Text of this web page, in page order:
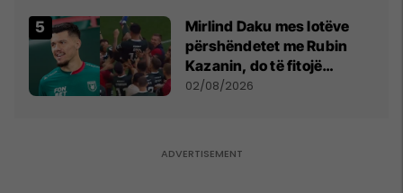
Mirlind Daku mes lotëve
përshëndetet me Rubin
Kazanin, do të fitojë
miliona te Spartak Moska
02/08/2026